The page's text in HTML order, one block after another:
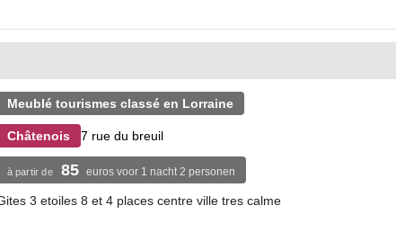
Meublé tourismes classé en Lorraine
Châtenois 7 rue du breuil
à partir de 85 euros voor 1 nacht 2 personen
3 etoiles 8 et 4 places centre ville tres calme